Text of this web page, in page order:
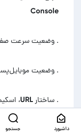
داشبورد جستجو